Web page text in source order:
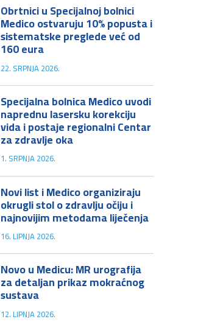
Obrtnici u Specijalnoj bolnici
Medico ostvaruju 10% popusta i
sistematske preglede već od
160 eura
22. SRPNJA 2026.
Specijalna bolnica Medico uvodi
naprednu lasersku korekciju
vida i postaje regionalni Centar
za zdravlje oka
1. SRPNJA 2026.
Novi list i Medico organiziraju
okrugli stol o zdravlju očiju i
najnovijim metodama liječenja
16. LIPNJA 2026.
Novo u Medicu: MR urografija
za detaljan prikaz mokraćnog
sustava
12. LIPNJA 2026.